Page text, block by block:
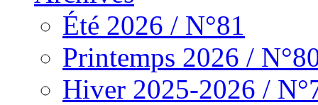
Été 2026 / N°81
Printemps 2026 /
Hiver 2025-2026 /